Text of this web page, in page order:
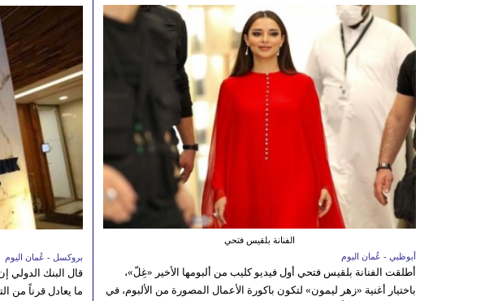
بروكسل - عُمان اليوم
قال البنك الدولي
ما يعادل قرناً من
الفنانة بلقيس فتحي
أبوظبي - عُمان اليوم
أطلقت الفنانة بلقيس فتحي أول فيديو كليب من ألبومها الأخير «غِلّ»،
باختيار أغنية «زهر ليمون» لتكون باكورة الأعمال المصورة من الألبوم، في